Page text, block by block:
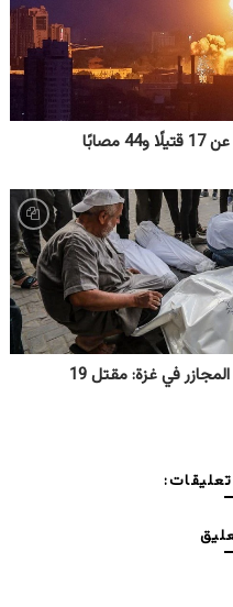
في ظل صمت العالم.. إسرائيل تستأنف المجازر في غزة: مقتل 19